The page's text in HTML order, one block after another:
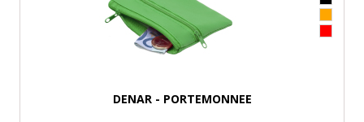
DENAR - PORTEMONNEE